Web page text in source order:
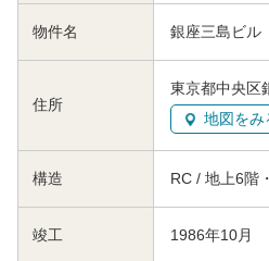
物件名 銀座三島ビル
住所
東京都中央区
地図をみ
構造 RC / 地上6階
竣工 1986年10月